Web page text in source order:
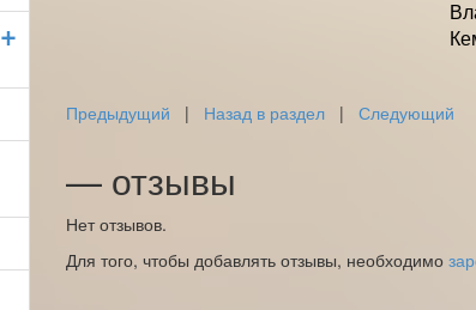
Предыдущий | Назад в раздел| Следующий
— отзывы
Нет отзывов.
Для того, чтобы добавлять отзывы, необходимо
+